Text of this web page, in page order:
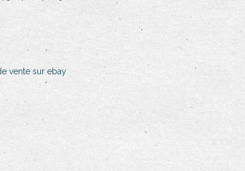
vente sur ebay